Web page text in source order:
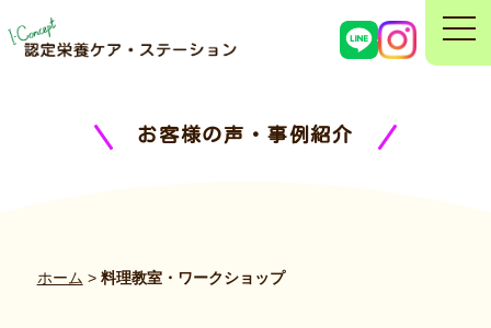
お客様の声・事例紹介
ホーム > 料理教室・ワークショップ